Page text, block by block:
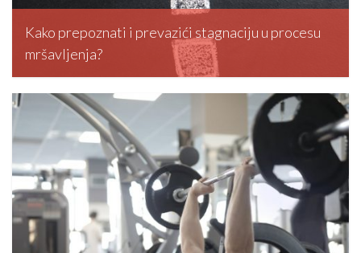
Kako prepoznati i prevazići stagnaciju u procesu
mršavljenja?
editormd, March 5, 2026